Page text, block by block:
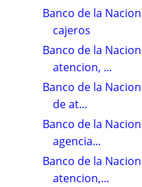
Banco de la
cajeros
Banco de la
atencion, ...
Banco de la
de at...
Banco de la
agencia...
Banco de la
atencion,...